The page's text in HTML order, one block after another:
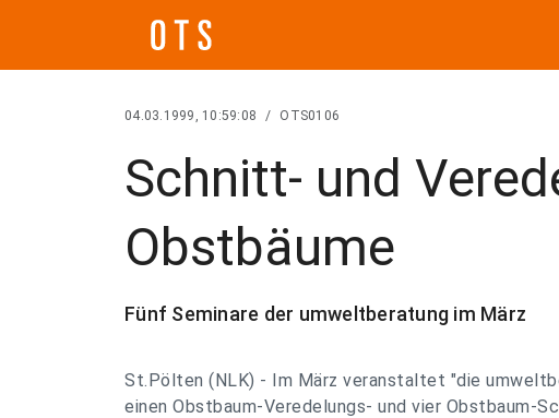
04.03.1999, 10:59:08 / OTS0106
Schnitt- und
Obstbäume
Fünf Seminare der umweltberatung im März
St.Pölten (NLK) - Im März veranstaltet "die
einen Obstbaum-Veredelungs- und vier Obstbaum-